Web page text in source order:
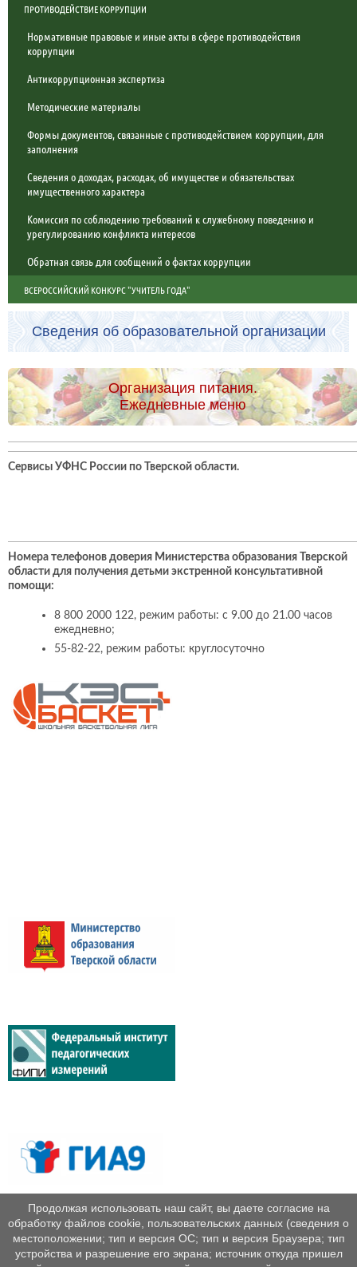
ПРОТИВОДЕЙСТВИЕ КОРРУПЦИИ
Нормативные правовые и иные акты в сфере противодействия
коррупции
Антикоррупционная экспертиза
Методические материалы
Формы документов, связанные с противодействием коррупции, для
заполнения
Сведения о доходах, расходах, об имуществе и обязательствах
имущественного характера
Комиссия по соблюдению требований к служебному поведению и
урегулированию конфликта интересов
Обратная связь для сообщений о фактах коррупции
ВСЕРОССИЙСКИЙ КОНКУРС "УЧИТЕЛЬ ГОДА"
Сведения об образовательной организации
Организация питания.
Ежедневные меню
Сервисы УФНС России по Тверской области.
Номера телефонов доверия Министерства образования Тверской
области для получения детьми экстренной консультативной
помощи:
8 800 2000 122, режим работы: с 9.00 до 21.00 часов
ежедневно;
55-82-22, режим работы: круглосуточно
Продолжая использовать наш сайт, вы даете согласие на
обработку файлов cookie, пользовательских данных (сведения о
местоположении; тип и версия ОС; тип и версия Браузера; тип
устройства и разрешение его экрана; источник откуда пришел